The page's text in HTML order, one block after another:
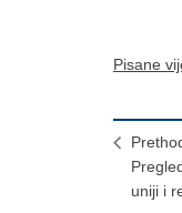
Pisane
uniji i